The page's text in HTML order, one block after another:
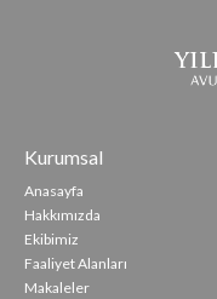
Kurumsal
Anasayfa
Hakkımızda
Ekibimiz
Faaliyet Alanları
Makaleler